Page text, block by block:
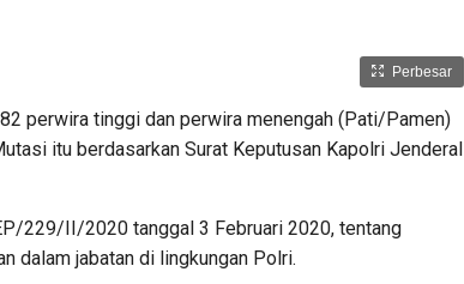
Perbesar
perwira tinggi dan perwira menengah (Pati/Pamen)
itu berdasarkan Surat Keputusan Kapolri Jenderal
229/II/2020 tanggal 3 Februari 2020, tentang
dalam jabatan di lingkungan Polri.